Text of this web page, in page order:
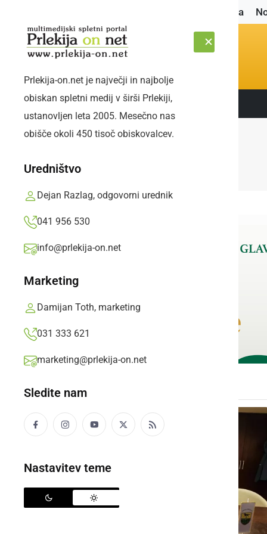
Naslovnica
ČETRTEK, 6. AVGUST 2026 Sledite nam:
Prlekija-on.net je največji in najbolje
obiskan spletni medij v širši Prlekiji,
ustanovljen leta 2005. Mesečno nas
obišče okoli 450 tisoč obiskovalcev.
Uredništvo
Dejan Razlag, odgovorni urednik
041 956 530
info@prlekija-on.net
Marketing
Damijan Toth, marketing
031 333 621
marketing@prlekija-on.net
Sledite nam
Nastavitev teme